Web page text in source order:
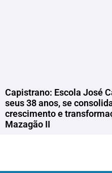
Capistrano: Escola José
seus 38 anos, se
crescimento e
Mazagão II